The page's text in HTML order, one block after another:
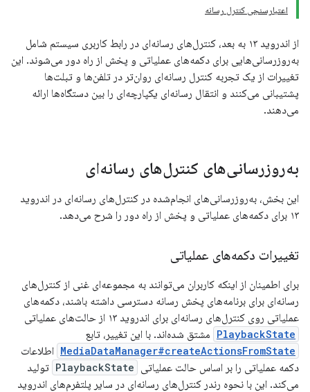
اعتبارسنجی کنترل رسانه
از اندروید ۱۳ به بعد، کنترل‌های رسانه‌ای در رابط کاربری سیستم شامل
به‌روزرسانی‌هایی برای دکمه‌های عملیاتی و پخش از راه دور می‌شوند. این
تغییرات از یک تجربه کنترل رسانه‌ای روان‌تر در تلفن‌ها و تبلت‌ها
پشتیبانی می‌کنند و انتقال رسانه‌ای یکپارچه‌ای را بین دستگاه‌ها ارائه
می‌دهند.
به‌روزرسانی‌های کنترل‌های رسانه‌ای
این بخش، به‌روزرسانی‌های انجام‌شده در کنترل‌های رسانه‌ای در اندروید
۱۳ برای دکمه‌های عملیاتی و پخش از راه دور را شرح می‌دهد.
تغییرات دکمه‌های عملیاتی
برای اطمینان از اینکه کاربران می‌توانند به مجموعه‌ای غنی از کنترل‌های
رسانه‌ای برای برنامه‌های پخش رسانه دسترسی داشته باشند، دکمه‌های
عملیاتی روی کنترل‌های رسانه‌ای برای اندروید ۱۳ از حالت‌های عملیاتی
PlaybackState مشتق شده‌اند. با این تغییر، تابع
MediaDataManager#createActionsFromState اطلاعات
دکمه عملیاتی را بر اساس حالت عملیاتی PlaybackState تولید
می‌کند. این با نحوه رندر کنترل‌های رسانه‌ای در سایر پلتفرم‌های اندروید